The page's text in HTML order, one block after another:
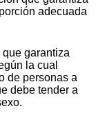
adecuada
garantiza
la cual
de personas a
debe tender a